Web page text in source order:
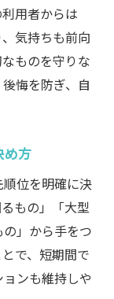
用者からは
気持ちも前向
ものを守りな
悔を防ぎ、自
め方
位を明確に決
もの」「大型
」から手をつ
で、短期間で
ンも維持しや